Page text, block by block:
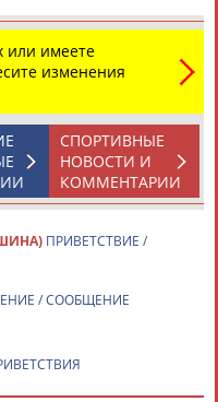
inform@infosport.ru
или имеете
изменения
СПОРТИВНЫЕ
НОВОСТИ И
КОММЕНТАРИИ
ПРИВЕТСТВИЕ /
/ СООБЩЕНИЕ